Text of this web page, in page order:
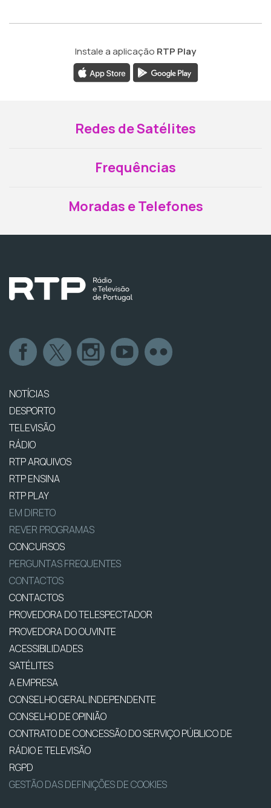
Instale a aplicação RTP Play
Redes de Satélites
Frequências
Moradas e Telefones
NOTÍCIAS
DESPORTO
TELEVISÃO
RÁDIO
RTP ARQUIVOS
RTP ENSINA
RTP PLAY
EM DIRETO
REVER PROGRAMAS
CONCURSOS
PERGUNTAS FREQUENTES
CONTACTOS
CONTACTOS
PROVEDORA DO TELESPECTADOR
PROVEDORA DO OUVINTE
ACESSIBILIDADES
SATÉLITES
A EMPRESA
CONSELHO GERAL INDEPENDENTE
CONSELHO DE OPINIÃO
CONTRATO DE CONCESSÃO DO SERVIÇO PÚBLICO DE
RÁDIO E TELEVISÃO
RGPD
GESTÃO DAS DEFINIÇÕES DE COOKIES